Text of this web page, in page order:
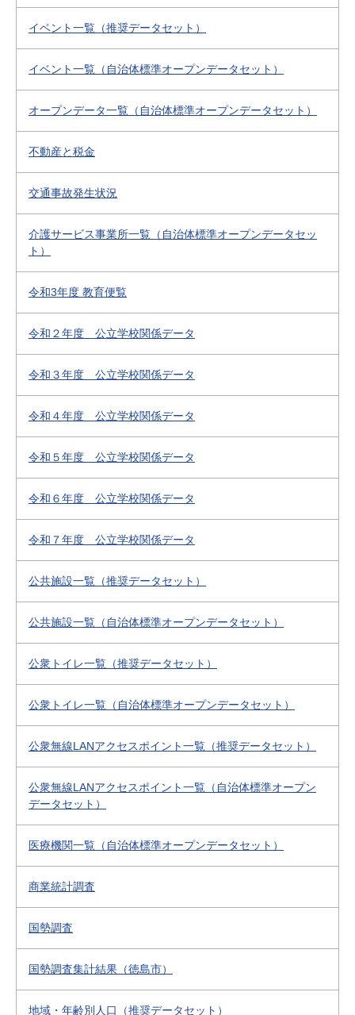
イベント一覧（推奨データセット）
イベント一覧（自治体標準オープンデータセット）
オープンデータ一覧（自治体標準オープンデータセット）
不動産と税金
交通事故発生状況
介護サービス事業所一覧（自治体標準オープンデータセッ
ト）
令和3年度 教育便覧
令和２年度 公立学校関係データ
令和３年度 公立学校関係データ
令和４年度 公立学校関係データ
令和５年度 公立学校関係データ
令和６年度 公立学校関係データ
令和７年度 公立学校関係データ
公共施設一覧（推奨データセット）
公共施設一覧（自治体標準オープンデータセット）
公衆トイレ一覧（推奨データセット）
公衆トイレ一覧（自治体標準オープンデータセット）
公衆無線LANアクセスポイント一覧（推奨データセット）
公衆無線LANアクセスポイント一覧（自治体標準オープン
データセット）
医療機関一覧（自治体標準オープンデータセット）
商業統計調査
国勢調査
国勢調査集計結果（徳島市）
地域・年齢別人口（推奨データセット）